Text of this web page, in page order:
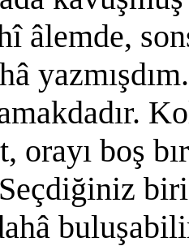
âlemde,
orayı boş